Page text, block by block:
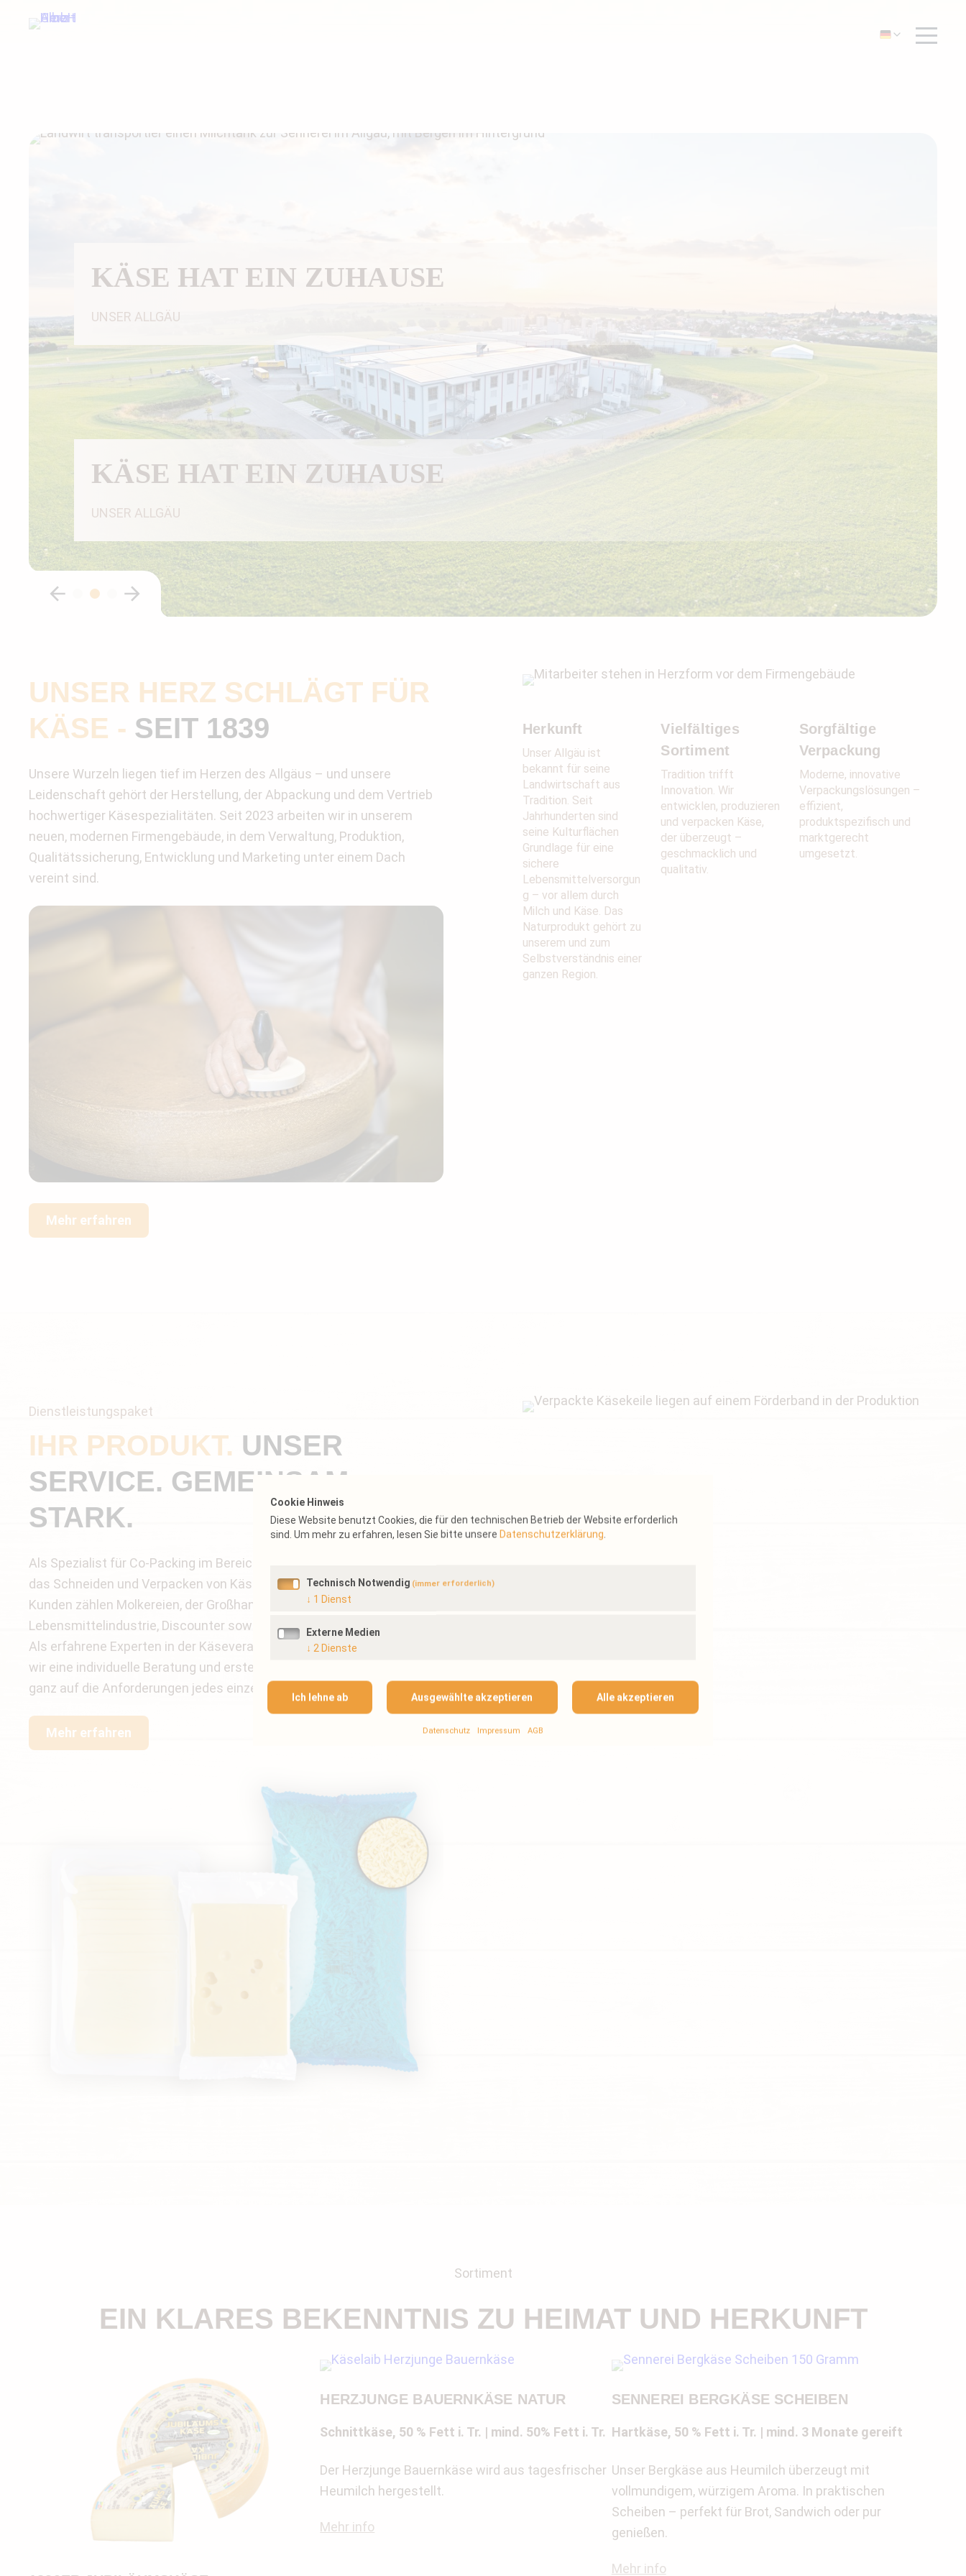
KÄSE HAT EIN ZUHAUSE
UNSER ALLGÄU
KÄSE HAT EIN ZUHAUSE
UNSER ALLGÄU
UNSER HERZ SCHLÄGT FÜR
KÄSE - SEIT 1839
Unsere Wurzeln liegen tief im Herzen des Allgäus – und unsere
Leidenschaft gehört der Herstellung, der Abpackung und dem Vertrieb
hochwertiger Käsespezialitäten. Seit 2023 arbeiten wir in unserem
neuen, modernen Firmengebäude, in dem Verwaltung, Produktion,
Qualitätssicherung, Entwicklung und Marketing unter einem Dach
vereint sind.
Mehr erfahren
Herkunft
Unser Allgäu ist
bekannt für seine
Landwirtschaft aus
Tradition. Seit
Jahrhunderten sind
seine Kulturflächen
Grundlage für eine
sichere
Lebensmittelversorgun
g – vor allem durch
Milch und Käse. Das
Naturprodukt gehört zu
unserem und zum
Selbstverständnis einer
ganzen Region.
Vielfältiges
Sortiment
Tradition trifft
Innovation. Wir
entwicklen, produzieren
und verpacken Käse,
der überzeugt –
geschmacklich und
qualitativ.
Sorgfältige
Verpackung
Moderne, innovative
Verpackungslösungen –
effizient,
produktspezifisch und
marktgerecht
umgesetzt.
Dienstleistungspaket
IHR PRODUKT. UNSER
SERVICE. GEMEINSAM
STARK.
Als Spezialist für Co-Packing im Bereich Käse übernehmen wir für Sie
das Schneiden und Verpacken von Käsespezialitäten. Zu unseren
Kunden zählen Molkereien, der Großhandel, Großverbraucher, die
Lebensmittelindustrie, Discounter sowie der Lebensmitteleinzelhandel.
Als erfahrene Experten in der Käseverarbeitung und -verpackung bieten
wir eine individuelle Beratung und erstellen passgenaue Angebote –
ganz auf die Anforderungen jedes einzelnen Kunden zugeschnitten.
Mehr erfahren
Sortiment
EIN KLARES BEKENNTNIS ZU HEIMAT UND HERKUNFT
HERZJUNGE BAUERNKÄSE NATUR
Schnittkäse, 50 % Fett i. Tr. | mind. 50% Fett i. Tr.
Der Herzjunge Bauernkäse wird aus tagesfrischer
Heumilch hergestellt.
Mehr info
SENNEREI BERGKÄSE SCHEIBEN
Hartkäse, 50 % Fett i. Tr. | mind. 3 Monate gereift
Unser Bergkäse aus Heumilch überzeugt mit
vollmundigem, würzigem Aroma. In praktischen
Scheiben – perfekt für Brot, Sandwich oder pur
genießen.
Mehr info
Cookie Hinweis
Diese Website benutzt Cookies, die für den technischen Betrieb der Website erforderlich
sind. Um mehr zu erfahren, lesen Sie bitte unsere Datenschutzerklärung.
Technisch Notwendig (immer erforderlich)
↓ 1 Dienst
Externe Medien
↓ 2 Dienste
Ich lehne ab Ausgewählte akzeptieren Alle akzeptieren
Datenschutz Impressum AGB